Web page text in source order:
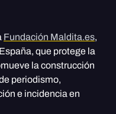
Fundación Maldita.es,
que protege la
la construcción
periodismo,
e incidencia en